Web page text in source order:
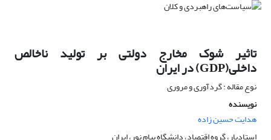
تاثیر شوک مخارج دولتی بر تولید ناخالص
داخلی(GDP) در ایران
نوع مقاله : گردآوری و مروری
نویسنده
هدایت حسین زاده